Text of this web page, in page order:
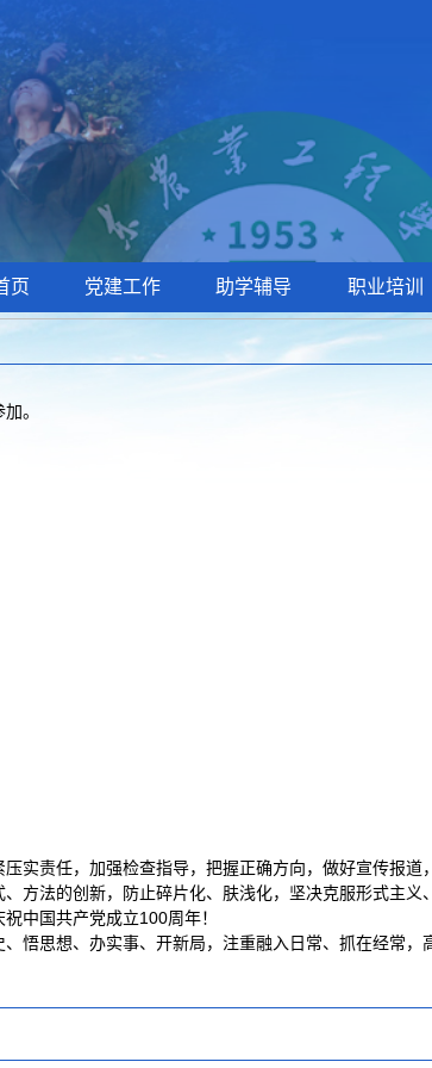
页 党建工作 助学辅导 职业培训
。
实责任，加强检查指导，把握正确方向，做好宣传报道
方法的创新，防止碎片化、肤浅化，坚决克服形式主义
中国共产党成立100周年！
悟思想、办实事、开新局，注重融入日常、抓在经常，